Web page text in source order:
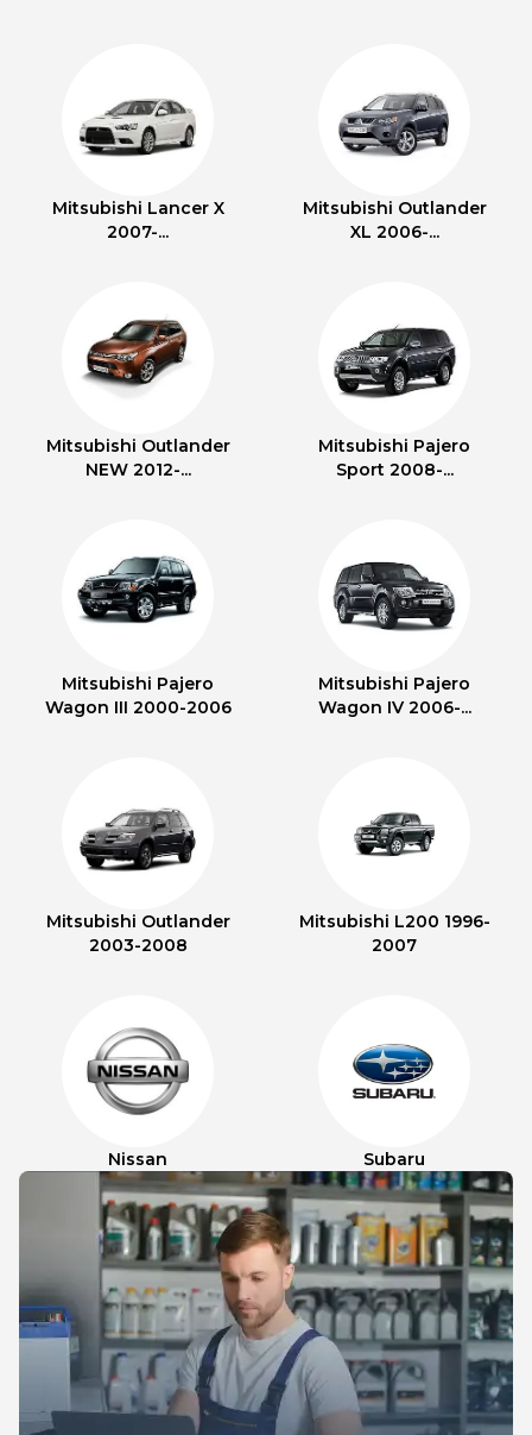
Mitsubishi Lancer X
2007-...
Mitsubishi Outlander
XL 2006-...
Mitsubishi Outlander
NEW 2012-...
Mitsubishi Pajero
Sport 2008-...
Mitsubishi Pajero
Wagon III 2000-2006
Mitsubishi Pajero
Wagon IV 2006-...
Mitsubishi Outlander
2003-2008
Mitsubishi L200 1996-
2007
Nissan Subaru